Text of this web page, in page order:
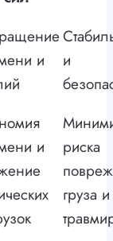
и
и
и
риска
груза и